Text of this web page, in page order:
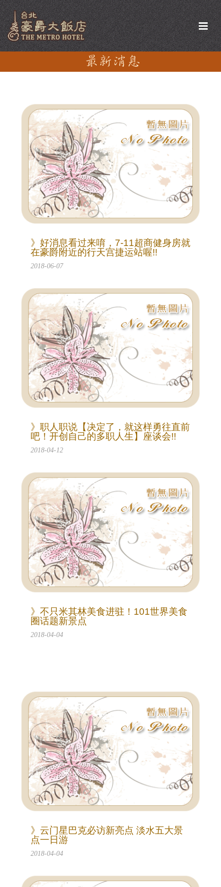
》好消息看过来唷，7-11超商健身房就
在豪爵附近的行天宫捷运站喔!!
2018-06-07
》职人职说【决定了，就这样勇往直前
吧！开创自己的多职人生】座谈会!!
2018-04-12
》不只米其林美食进驻！101世界美食
圈话题新景点
2018-04-04
》云门星巴克必访新亮点 淡水五大景
点一日游
2018-04-04